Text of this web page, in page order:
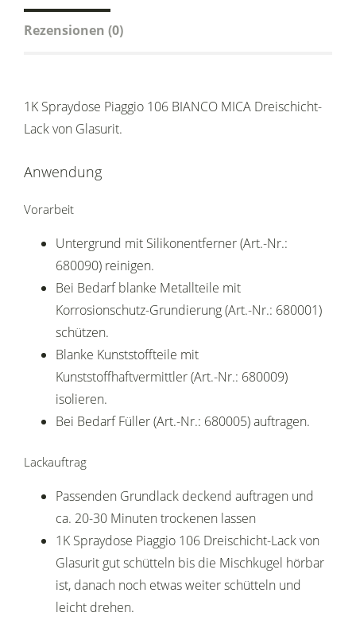
Rezensionen (0)
1K Spraydose Piaggio 106 BIANCO MICA Dreischicht-
Lack von Glasurit.
Anwendung
Vorarbeit
Untergrund mit Silikonentferner (Art.-Nr.:
680090) reinigen.
Bei Bedarf blanke Metallteile mit
Korrosionschutz-Grundierung (Art.-Nr.: 680001)
schützen.
Blanke Kunststoffteile mit
Kunststoffhaftvermittler (Art.-Nr.: 680009)
isolieren.
Bei Bedarf Füller (Art.-Nr.: 680005) auftragen.
Lackauftrag
Passenden Grundlack deckend auftragen und
ca. 20-30 Minuten trockenen lassen
1K Spraydose Piaggio 106 Dreischicht-Lack von
Glasurit gut schütteln bis die Mischkugel hörbar
ist, danach noch etwas weiter schütteln und
leicht drehen.